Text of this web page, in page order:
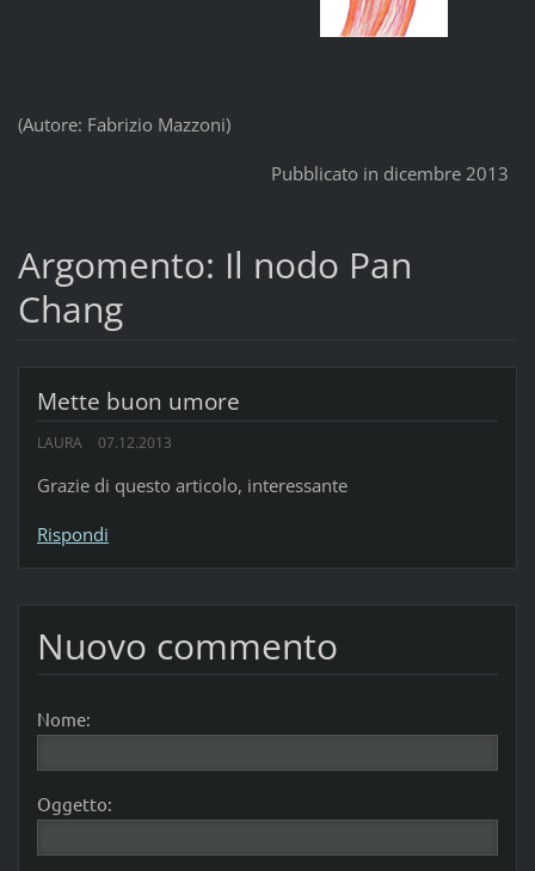
(Autore: Fabrizio Mazzoni)
Pubblicato in dicembre 2013
Argomento: Il nodo Pan
Chang
Mette buon umore
LAURA 07.12.2013
Grazie di questo articolo, interessante
Rispondi
Nuovo commento
Nome:
Oggetto: